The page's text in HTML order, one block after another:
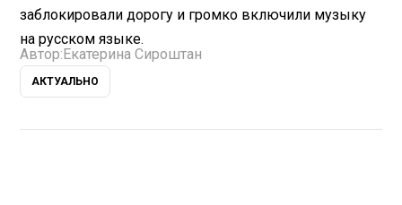
заблокировали дорогу и громко включили музыку
на русском языке.
Автор:Екатерина Сироштан
АКТУАЛЬНО